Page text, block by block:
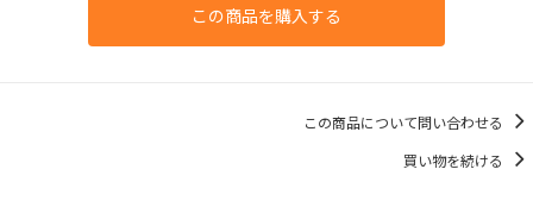
この商品を購入する
この商品について問い合わせる
買い物を続ける